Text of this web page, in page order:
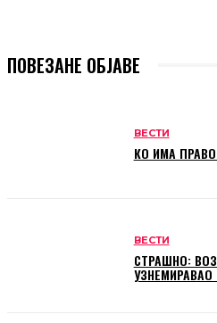
ПОВЕЗАНЕ ОБЈАВЕ
ВЕСТИ
КО ИМА
ВЕСТИ
СТРАШНО: